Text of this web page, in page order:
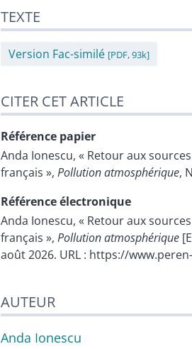
Citer cet article
Auteur
TEXTE
Version Fac-similé [PDF, 93k]
CITER CET ARTICLE
Référence papier
Anda Ionescu, « Retour aux
français », Pollution atmosphérique,
Référence électronique
Anda Ionescu, « Retour aux
français », Pollution atmosphérique
août 2026. URL : https://
AUTEUR
Anda Ionescu